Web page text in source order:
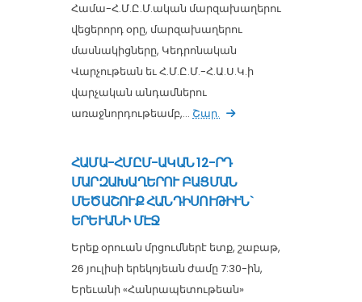
Համա-Հ.Մ.Ը.Մ.ական մարզախաղերու
վեցերորդ օրը, մարզախաղերու
մասնակիցները, Կեդրոնական
Վարչութեան եւ Հ.Մ.Ը.Մ.-Հ.Ա.Ս.Կ.ի
վարչական անդամներու
առաջնորդութեամբ,... Շար.
ՀԱՄԱ-ՀՄԸՄ-ԱԿԱՆ 12-ՐԴ
ՄԱՐԶԱԽԱՂԵՐՈՒ ԲԱՑՄԱՆ
ՄԵԾԱՇՈՒՔ ՀԱՆԴԻՍՈՒԹԻՒՆ`
ԵՐԵՒԱՆԻ ՄԷՋ
Երեք օրուան մրցումներէ ետք, շաբաթ,
26 յուլիսի երեկոյեան ժամը 7:30-ին,
Երեւանի «Հանրապետութեան»